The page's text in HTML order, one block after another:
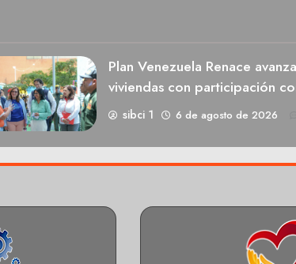
Plan Venezuela Renace
viviendas con participación
sibci 1 6 de agosto de 2026